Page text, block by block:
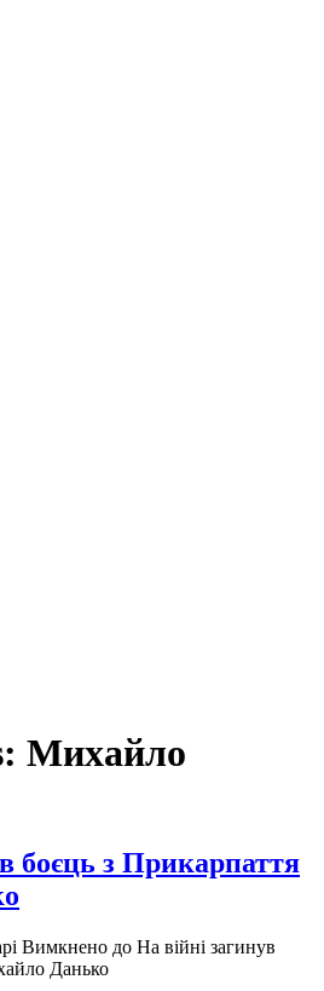
Михайло
боєць з Прикарпаття
Вимкнено до На війні загинув
Данько